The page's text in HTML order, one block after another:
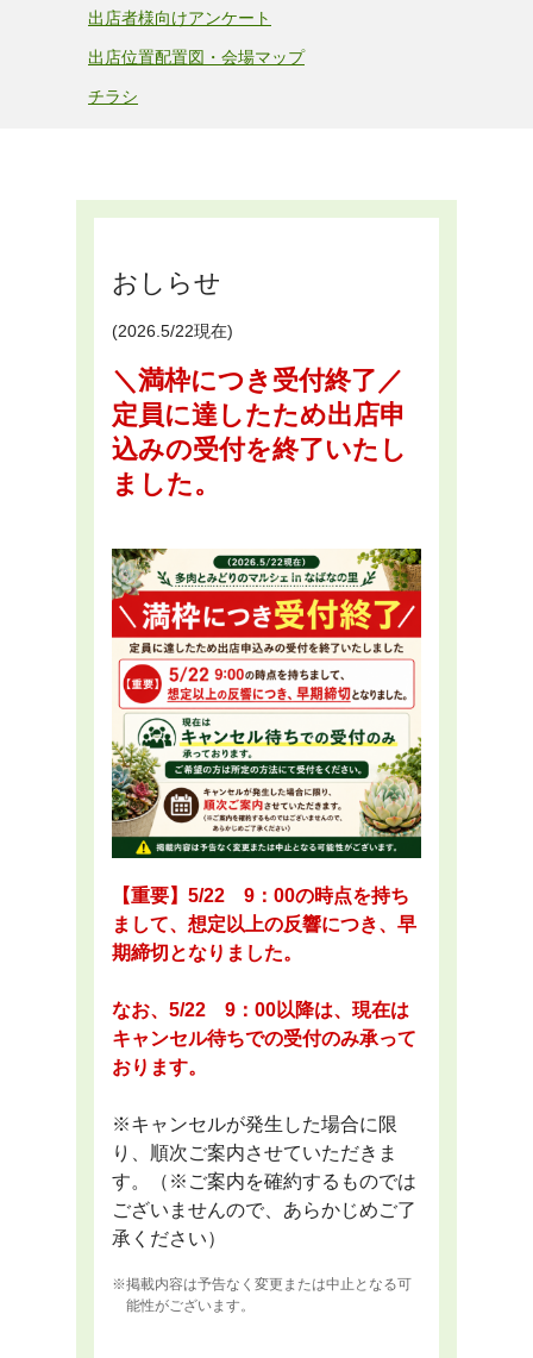
出店者様向けアンケート
出店位置配置図・会場マップ
チラシ
おしらせ
(2026.5/22現在)
＼満枠につき受付終了／
定員に達したため出店申
込みの受付を終了いたし
ました。
【重要】5/22 9：00の時点を持ち
まして、想定以上の反響につき、早
期締切となりました。
なお、5/22 9：00以降は、現在は
キャンセル待ちでの受付のみ承って
おります。
※キャンセルが発生した場合に限
り、順次ご案内させていただきま
す。（※ご案内を確約するものでは
ございませんので、あらかじめご了
承ください）
掲載内容は予告なく変更または中止となる可
能性がございます。